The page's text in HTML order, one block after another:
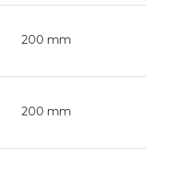
200 mm
200 mm